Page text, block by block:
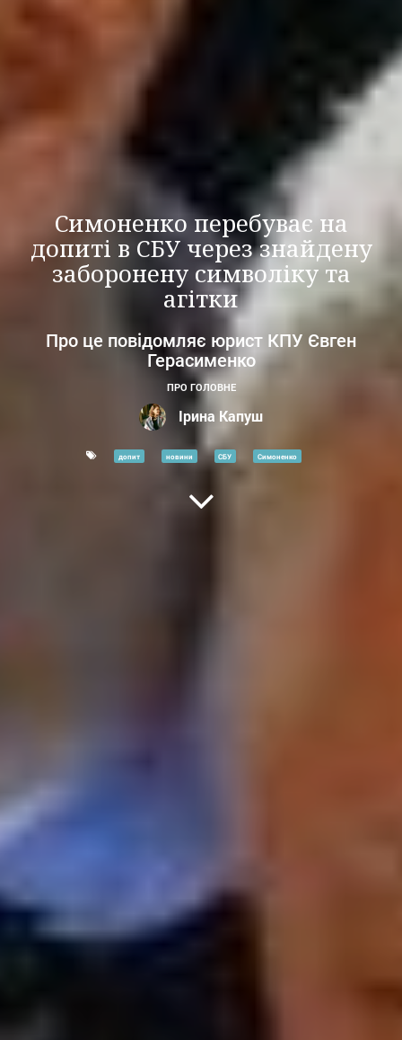
Симоненко перебуває на
допиті в СБУ через знайдену
заборонену символіку та
агітки
Про це повідомляє юрист КПУ Євген
Герасименко
ПРО ГОЛОВНЕ
Ірина Капуш
допит новини СБУ Симоненко